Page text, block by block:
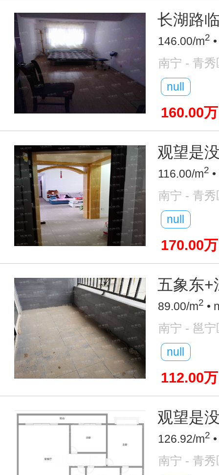
长湖路
146.00/m2
南宁 - 青秀
null
160.00万
观望是
116.00/m2
南宁 - 青秀
null
170.00万
五象东+
89.00/m2 •
南宁 - 邕宁
null
112.00万
观望是
126.92/m2
南宁 - 青秀